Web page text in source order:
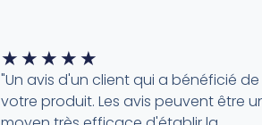
★ ★ ★ ★ ★
"Un avis d'un client qui a bénéficié de
votre produit. Les avis peuvent être